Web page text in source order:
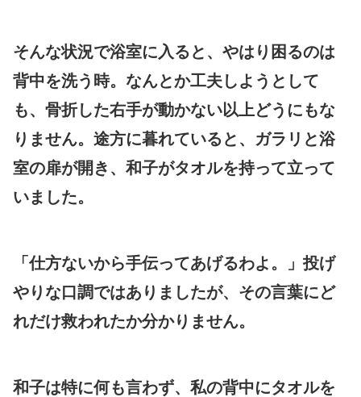
そんな状況で浴室に入ると、やはり困るのは
背中を洗う時。なんとか工夫しようとして
も、骨折した右手が動かない以上どうにもな
りません。途方に暮れていると、ガラリと浴
室の扉が開き、和子がタオルを持って立って
いました。
「仕方ないから手伝ってあげるわよ。」投げ
やりな口調ではありましたが、その言葉にど
れだけ救われたか分かりません。
和子は特に何も言わず、私の背中にタオルを